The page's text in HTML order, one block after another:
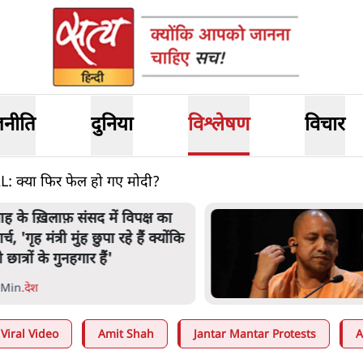
दुनिया विश्लेषण विचार
क्या फिर फेल हो गए मोदी?
का 2.32 करोड़ रोज़ाना खर्चः
सरकार ने विज्ञापनों पर उड़ाने में
3.0 को भी पीछे छोड़ा
.उत्तर प्रदेश
Viral Video Amit Shah Jantar Mantar Protests